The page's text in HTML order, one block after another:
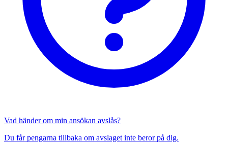
Vad händer om min ansökan avslås?
Du får pengarna tillbaka om avslaget inte beror på dig.